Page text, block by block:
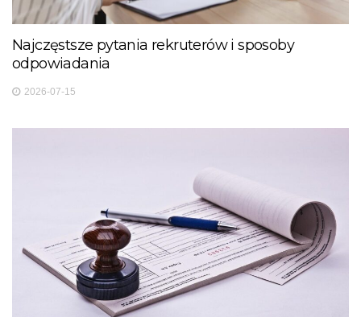
Najczęstsze pytania rekruterów i sposoby
odpowiadania
2026-07-15